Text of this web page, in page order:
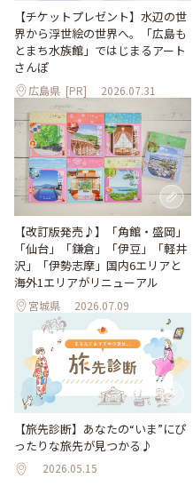
【チケットプレゼント】水辺の世
界から浮世絵の世界へ。「広島も
とまち水族館」ではじまるアート
さんぽ
広島県 [PR] 2026.07.31
【改訂版発売♪】「角館・盛岡」
「仙台」「鎌倉」「伊豆」「軽井
沢」「伊勢志摩」国内6エリアと
海外1エリアがリニューアル
宮城県 2026.07.09
【旅先診断】あなたの“いま”にぴ
ったりな旅先が見つかる♪
2026.05.15